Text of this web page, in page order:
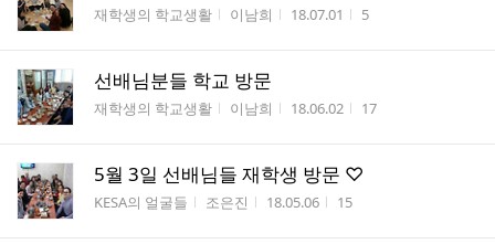
게시판명
재학생의 학교생활 작성자
이남희 작성시간
18.07.01 조회수
5
선배님분들 학교 방문
게시판명
재학생의 학교생활 작성자
이남희 작성시간
18.06.02 조회수
17
5월 3일 선배님들 재학생 방문 ♡
게시판명
KESA의 얼굴들 작성자
조은진 작성시간
18.05.06 조회수
15